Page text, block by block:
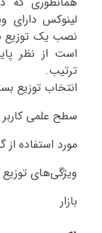
لینوکس دارای
نصب یک توزیع
است از نظر
ترتیب.
انتخاب توزیع
سطح علمی کاربر
مورد استفاده از
ویژگی‌های توزیع
بازار